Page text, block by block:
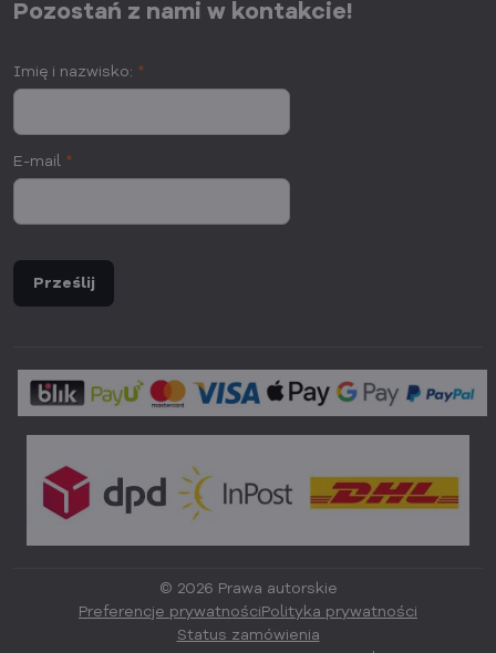
Pozostań z nami w kontakcie!
Imię i nazwisko: *
E-mail *
Prześlij
© 2026 Prawa autorskie
Preferencje prywatności Polityka prywatności
Status zamówienia